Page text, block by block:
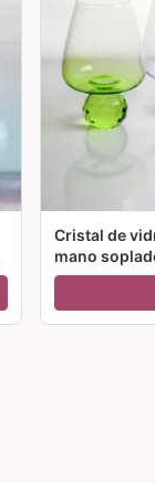
Cristal de
mano
color y